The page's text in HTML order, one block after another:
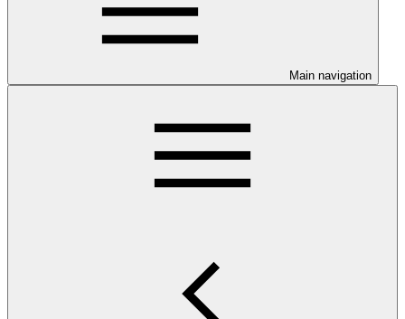
Main navigation